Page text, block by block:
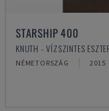
STARSHIP 400
KNUTH - VÍZSZINTES
NÉMETORSZÁG 2015